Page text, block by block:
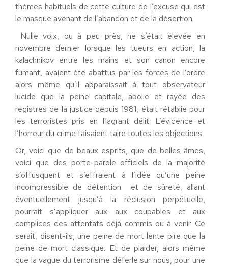
thèmes habituels de cette culture de l’excuse qui est
le masque avenant de l’abandon et de la désertion.
Nulle voix, ou à peu près, ne s’était élevée en
novembre dernier lorsque les tueurs en action, la
kalachnikov entre les mains et son canon encore
fumant, avaient été abattus par les forces de l’ordre
alors même qu’il apparaissait à tout observateur
lucide que la peine capitale, abolie et rayée des
registres de la justice depuis 1981, était rétablie pour
les terroristes pris en flagrant délit. L’évidence et
l’horreur du crime faisaient taire toutes les objections.
Or, voici que de beaux esprits, que de belles âmes,
voici que des porte-parole officiels de la majorité
s’offusquent et s’effraient à l’idée qu’une peine
incompressible de détention et de sûreté, allant
éventuellement jusqu’à la réclusion perpétuelle,
pourrait s’appliquer aux aux coupables et aux
complices des attentats déjà commis ou à venir. Ce
serait, disent-ils, une peine de mort lente pire que la
peine de mort classique. Et de plaider, alors même
que la vague du terrorisme déferle sur nous, pour une